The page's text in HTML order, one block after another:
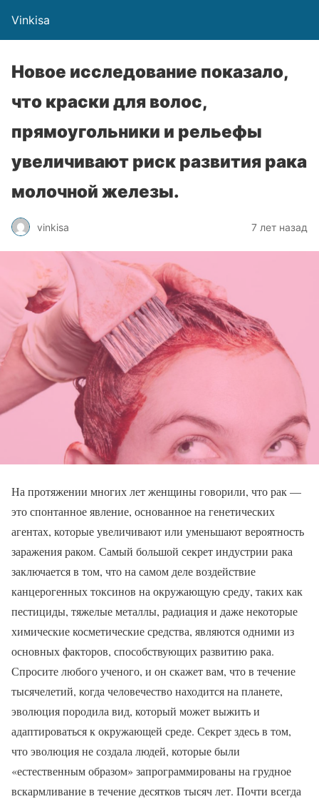
Vinkisa
Новое исследование показало,
что краски для волос,
прямоугольники и рельефы
увеличивают риск развития рака
молочной железы.
vinkisa 7 лет назад
На протяжении многих лет женщины говорили, что рак —
это спонтанное явление, основанное на генетических
агентах, которые увеличивают или уменьшают вероятность
заражения раком. Самый большой секрет индустрии рака
заключается в том, что на самом деле воздействие
канцерогенных токсинов на окружающую среду, таких как
пестициды, тяжелые металлы, радиация и даже некоторые
химические косметические средства, являются одними из
основных факторов, способствующих развитию рака.
Спросите любого ученого, и он скажет вам, что в течение
тысячелетий, когда человечество находится на планете,
эволюция породила вид, который может выжить и
адаптироваться к окружающей среде. Секрет здесь в том,
что эволюция не создала людей, которые были
«естественным образом» запрограммированы на грудное
вскармливание в течение десятков тысяч лет. Почти всегда